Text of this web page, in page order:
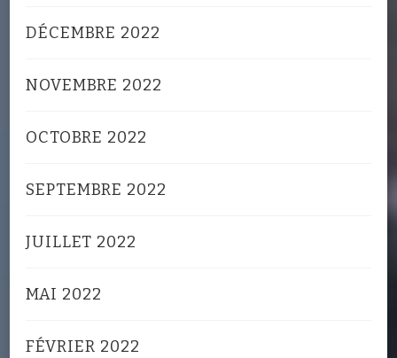
DÉCEMBRE 2022
NOVEMBRE 2022
OCTOBRE 2022
SEPTEMBRE 2022
JUILLET 2022
MAI 2022
FÉVRIER 2022